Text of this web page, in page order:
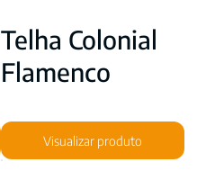
Telha Colonial
Flamenco
Visualizar produto